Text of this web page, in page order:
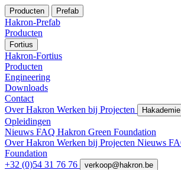
Producten Prefab
Hakron-Prefab
Producten
Fortius
Hakron-Fortius
Producten
Engineering
Downloads
Contact
Over Hakron Werken bij Projecten Hakademie
Opleidingen
Nieuws FAQ Hakron Green Foundation
Over Hakron Werken bij Projecten Nieuws
Foundation
+32 (0)54 31 76 76
verkoop@hakron.be